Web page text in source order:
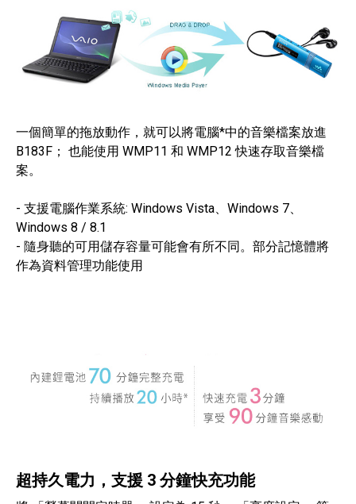
一個簡單的拖放動作，就可以將電腦*中的音樂檔案放進
B183F； 也能使用 WMP11 和 WMP12 快速存取音樂檔
案。
- 支援電腦作業系統: Windows Vista、Windows 7、
Windows 8 / 8.1
- 隨身聽的可用儲存容量可能會有所不同。部分記憶體將
作為資料管理功能使用
超持久電力，支援 3 分鐘快充功能